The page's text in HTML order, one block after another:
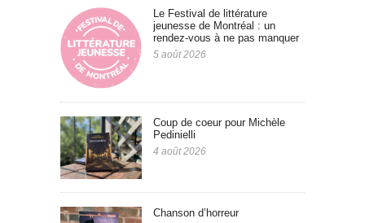
Le Festival de littérature
jeunesse de Montréal : un
rendez-vous à ne pas manquer
5 août 2026
Coup de coeur pour Michèle
Pedinielli
4 août 2026
Chanson d’horreur